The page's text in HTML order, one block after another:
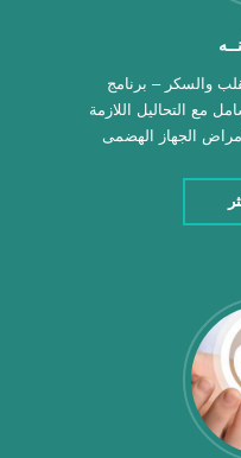
والسكر – برنامج
التحاليل اللازمة
امراض الجهاز الهضمى
– تخطيط القلب
لكافة حالات مرضى